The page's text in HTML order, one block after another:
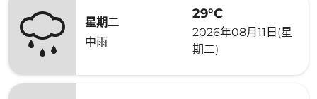
星期二
中雨
29°C
2026年08月11日(星
期二)